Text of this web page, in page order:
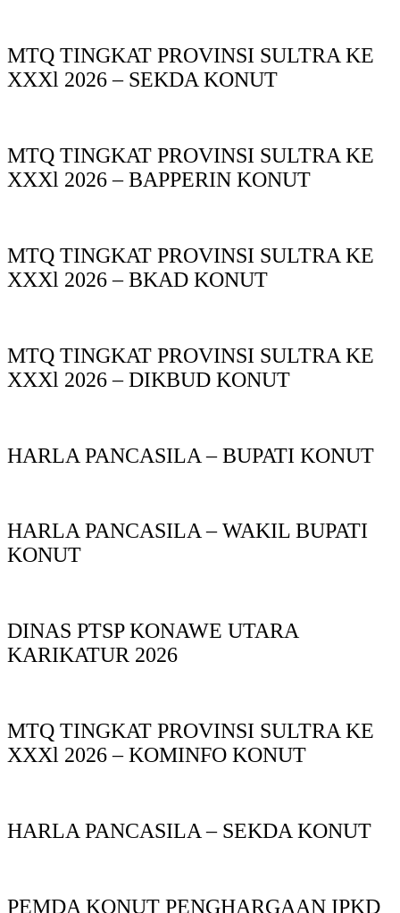
MTQ TINGKAT PROVINSI SULTRA KE
XXXl 2026 – SEKDA KONUT
MTQ TINGKAT PROVINSI SULTRA KE
XXXl 2026 – BAPPERIN KONUT
MTQ TINGKAT PROVINSI SULTRA KE
XXXl 2026 – BKAD KONUT
MTQ TINGKAT PROVINSI SULTRA KE
XXXl 2026 – DIKBUD KONUT
HARLA PANCASILA – BUPATI KONUT
HARLA PANCASILA – WAKIL BUPATI
KONUT
DINAS PTSP KONAWE UTARA
KARIKATUR 2026
MTQ TINGKAT PROVINSI SULTRA KE
XXXl 2026 – KOMINFO KONUT
HARLA PANCASILA – SEKDA KONUT
PEMDA KONUT PENGHARGAAN IPKD